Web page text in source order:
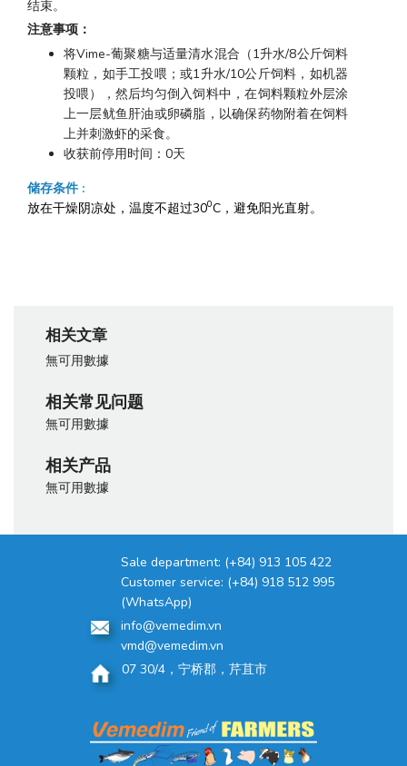
结束。
注意事项：
将Vime-葡聚糖与适量清水混合（1升水/8公斤饲料
颗粒，如手工投喂；或1升水/10公斤饲料，如机器
投喂），然后均匀倒入饲料中，在饲料颗粒外层涂
上一层鱿鱼肝油或卵磷脂，以确保药物附着在饲料
上并刺激虾的采食。
收获前停用时间：0天
储存条件 :
放在干燥阴凉处，温度不超过300C，避免阳光直射。
相关文章
無可用數據
相关常见问题
無可用數據
相关产品
無可用數據
Sale department: (+84) 913 105 422
Customer service: (+84) 918 512 995
(WhatsApp)
info@vemedim.vn
vmd@vemedim.vn
07 30/4，宁桥郡，芹苴市